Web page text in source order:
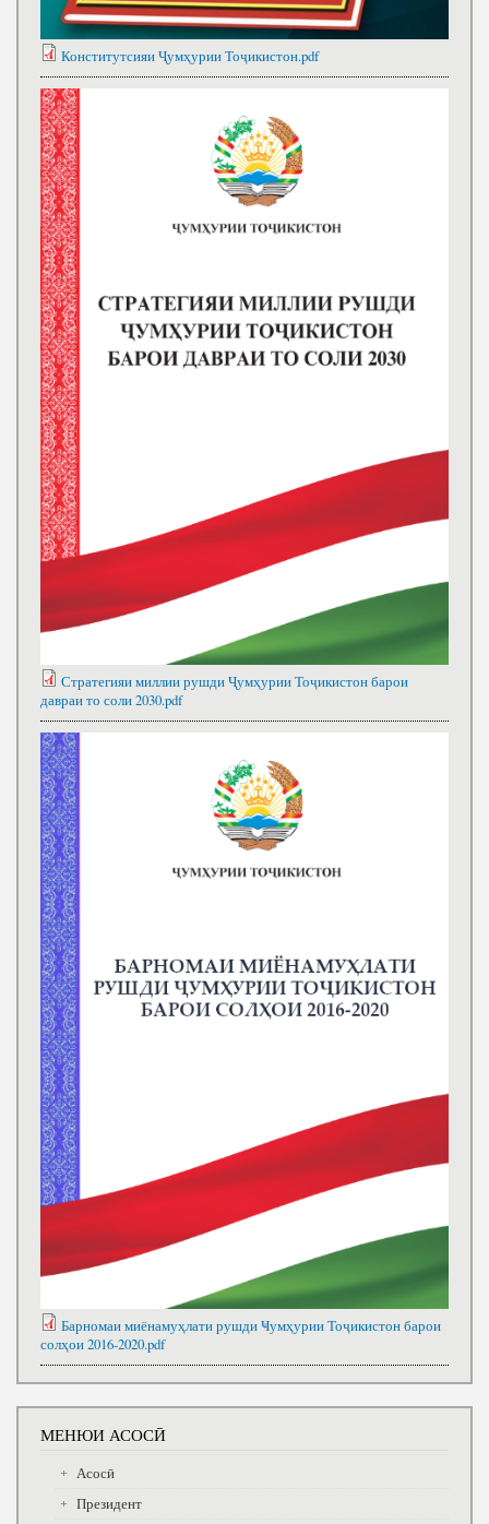
Конститутсияи Ҷумҳурии Тоҷикистон.pdf
Стратегияи миллии рушди Ҷумҳурии Тоҷикистон барои
давраи то соли 2030.pdf
Барномаи миёнамуҳлати рушди Ҹумҳурии Тоҷикистон барои
солҳои 2016-2020.pdf
МЕНЮИ АСОСӢ
Асосӣ
Президент